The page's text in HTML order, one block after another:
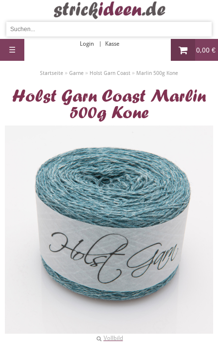
0,00 €
Login Kasse
☰
Startseite » Garne » Holst Garn Coast » Marlin 500g Kone
Holst Garn Coast Marlin
500g Kone
Vollbild